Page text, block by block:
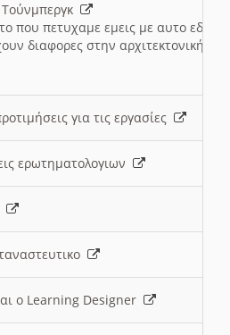
Τούνμπεργκ
που πετυχαμε εμεις με αυτο εδω
διαφορες στην αρχιτεκτονική
για τις εργασίες
ερωτηματολογιων
ο Learning Designer